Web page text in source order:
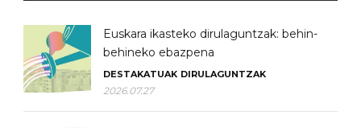
Euskara ikasteko dirulaguntzak: behin-
behineko ebazpena
DESTAKATUAK DIRULAGUNTZAK
2026.07.27